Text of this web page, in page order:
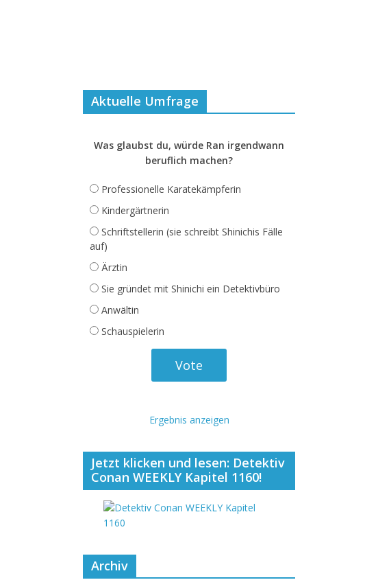
Aktuelle Umfrage
Was glaubst du, würde Ran irgendwann
beruflich machen?
Professionelle Karatekämpferin
Kindergärtnerin
Schriftstellerin (sie schreibt Shinichis Fälle
auf)
Ärztin
Sie gründet mit Shinichi ein Detektivbüro
Anwältin
Schauspielerin
Ergebnis anzeigen
Jetzt klicken und lesen: Detektiv
Conan WEEKLY Kapitel 1160!
Archiv